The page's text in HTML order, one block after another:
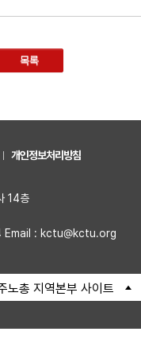
목록
개인정보처리방침
14층
Email : kctu@kctu.org
노총 지역본부 사이트